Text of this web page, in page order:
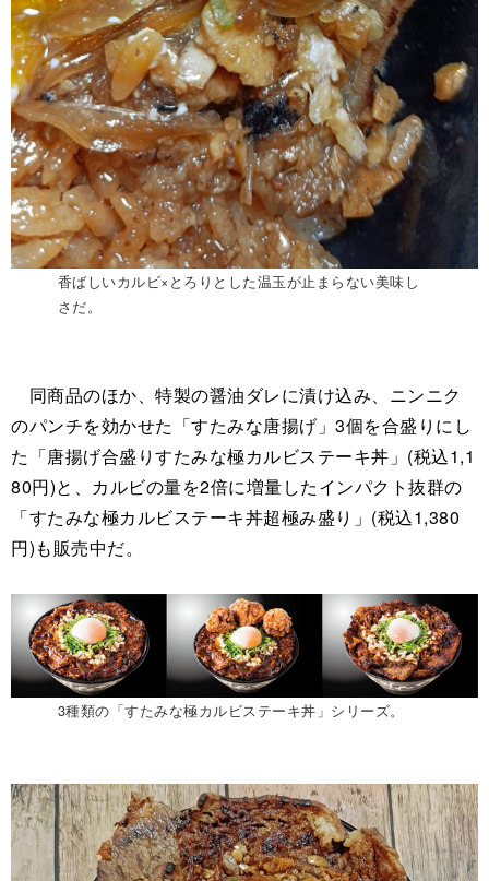
香ばしいカルビ×とろりとした温玉が止まらない美味し
さだ。
同商品のほか、特製の醤油ダレに漬け込み、ニンニク
のパンチを効かせた「すたみな唐揚げ」3個を合盛りにし
た「唐揚げ合盛りすたみな極カルビステーキ丼」(税込1,1
80円)と、カルビの量を2倍に増量したインパクト抜群の
「すたみな極カルビステーキ丼超極み盛り」(税込1,380
円)も販売中だ。
3種類の「すたみな極カルビステーキ丼」シリーズ。